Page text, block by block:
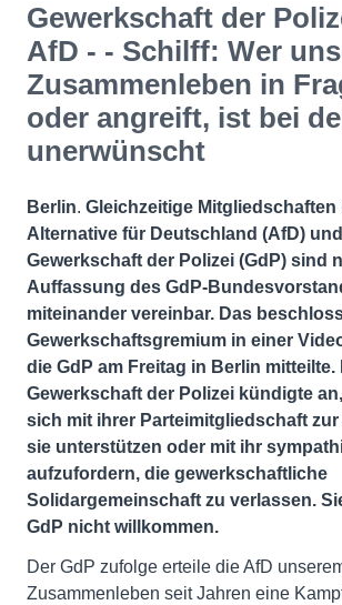
Gewerkschaft der
AfD - - Schilff: Wer
Zusammenleben in
oder angreift, ist bei
unerwünscht
Berlin. Gleichzeitige Mitgliedschaften
Alternative für Deutschland (AfD)
Gewerkschaft der Polizei (GdP) sind
Auffassung des GdP-
miteinander vereinbar. Das
Gewerkschaftsgremium in einer
die GdP am Freitag in Berlin mitteilte.
Gewerkschaft der Polizei kündigte
sich mit ihrer Parteimitgliedschaft
sie unterstützen oder mit ihr
aufzufordern, die gewerkschaftliche
Solidargemeinschaft zu verlassen.
GdP nicht willkommen.
Der GdP zufolge erteile die AfD
Zusammenleben seit Jahren eine